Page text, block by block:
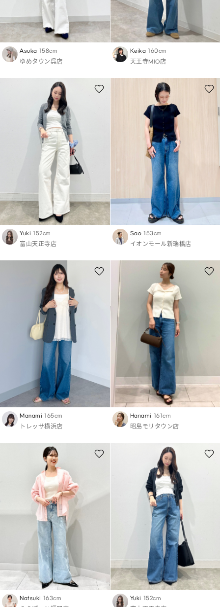
Asuka 158cm
ゆめタウン呉店
Keika 160cm
天王寺MIO店
Yuki 152cm
富山天正寺店
Sao 153cm
イオンモール新瑞橋店
Manami 165cm
トレッサ横浜店
Hanami 161cm
昭島モリタウン店
Natsuki 163cm
Yuki 152cm